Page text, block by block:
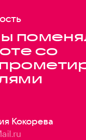
со
Кокорева